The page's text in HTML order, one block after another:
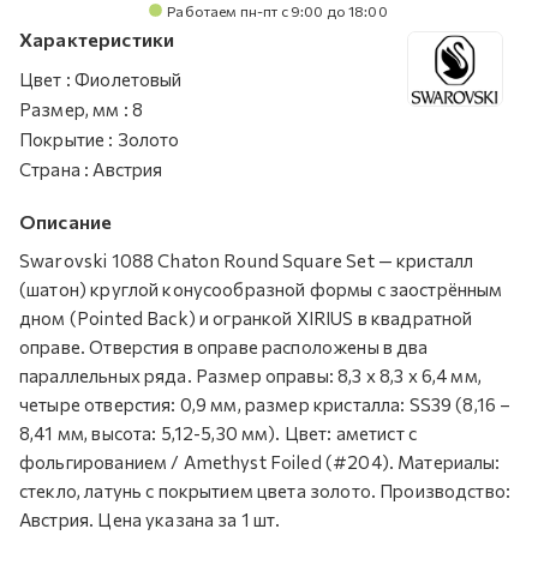
Работаем пн-пт с 9:00 до 18:00
Характеристики
Цвет : Фиолетовый
Размер, мм : 8
Покрытие : Золото
Страна : Австрия
Описание
Swarovski 1088 Chaton Round Square Set — кристалл
(шатон) круглой конусообразной формы с заострённым
дном (Pointed Back) и огранкой XIRIUS в квадратной
оправе. Отверстия в оправе расположены в два
параллельных ряда. Размер оправы: 8,3 х 8,3 х 6,4 мм,
четыре отверстия: 0,9 мм, размер кристалла: SS39 (8,16 –
8,41 мм, высота: 5,12-5,30 мм). Цвет: аметист с
фольгированием / Amethyst Foiled (#204). Материалы:
стекло, латунь с покрытием цвета золото. Производство:
Австрия. Цена указана за 1 шт.